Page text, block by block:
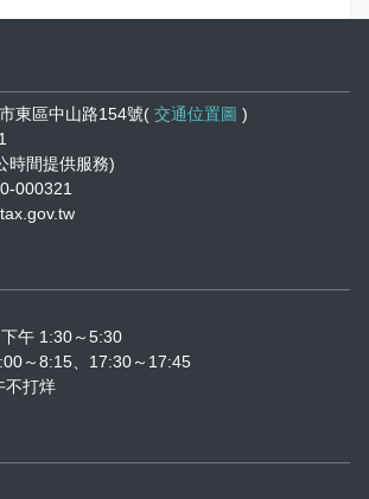
齡專區
區
東區中山路154號( 交通位置圖 )
時間提供服務)
000321
午 1:30～5:30
～8:15、17:30～17:45
不打烊